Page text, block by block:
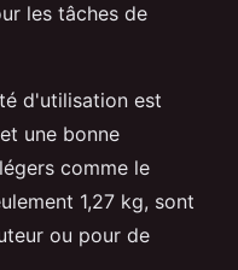
les tâches de
d'utilisation est
une bonne
comme le
1,27 kg, sont
ou pour de